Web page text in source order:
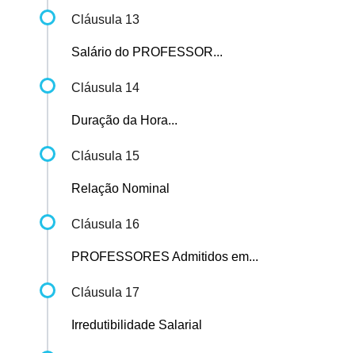
Cláusula 13
Salário do PROFESSOR...
Cláusula 14
Duração da Hora...
Cláusula 15
Relação Nominal
Cláusula 16
PROFESSORES Admitidos em...
Cláusula 17
Irredutibilidade Salarial